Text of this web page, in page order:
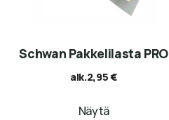
Schwan Pakkelilasta PRO
alk.2,95€
Näytä